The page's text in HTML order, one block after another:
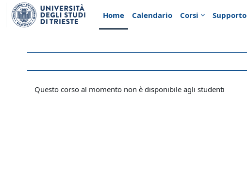
Vai al contenuto principale
Home
Calendario Corsi Supporto
Questo corso al momento non è disponibile agli studenti